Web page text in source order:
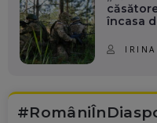
încasa
IRINA